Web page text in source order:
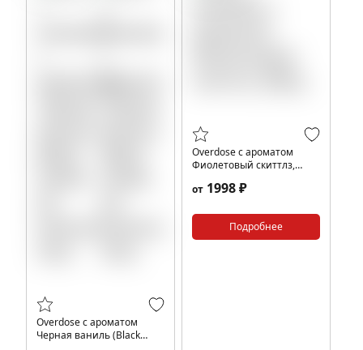
Overdose с ароматом
Черная ваниль (Black
Overdose с ароматом
Фиолетовый скиттлз,
от 1998 ₽
Подробнее